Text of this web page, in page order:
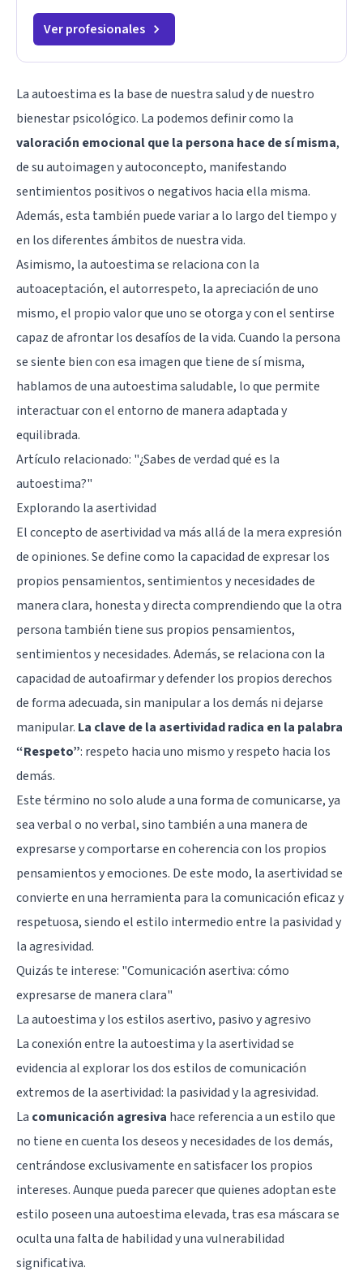
Ver profesionales
La autoestima es la base de nuestra salud y de nuestro
bienestar psicológico. La podemos definir como la
valoración emocional que la persona hace de sí misma,
de su autoimagen y autoconcepto, manifestando
sentimientos positivos o negativos hacia ella misma.
Además, esta también puede variar a lo largo del tiempo y
en los diferentes ámbitos de nuestra vida.
Asimismo, la autoestima se relaciona con la
autoaceptación, el autorrespeto, la apreciación de uno
mismo, el propio valor que uno se otorga y con el sentirse
capaz de afrontar los desafíos de la vida. Cuando la persona
se siente bien con esa imagen que tiene de sí misma,
hablamos de una autoestima saludable, lo que permite
interactuar con el entorno de manera adaptada y
equilibrada.
Artículo relacionado: "¿Sabes de verdad qué es la
autoestima?"
Explorando la asertividad
El concepto de asertividad va más allá de la mera expresión
de opiniones. Se define como la capacidad de expresar los
propios pensamientos, sentimientos y necesidades de
manera clara, honesta y directa comprendiendo que la otra
persona también tiene sus propios pensamientos,
sentimientos y necesidades. Además, se relaciona con la
capacidad de autoafirmar y defender los propios derechos
de forma adecuada, sin manipular a los demás ni dejarse
manipular. La clave de la asertividad radica en la palabra
“Respeto”: respeto hacia uno mismo y respeto hacia los
demás.
Este término no solo alude a una forma de comunicarse, ya
sea verbal o no verbal, sino también a una manera de
expresarse y comportarse en coherencia con los propios
pensamientos y emociones. De este modo, la asertividad se
convierte en una herramienta para la comunicación eficaz y
respetuosa, siendo el estilo intermedio entre la pasividad y
la agresividad.
Quizás te interese: "Comunicación asertiva: cómo
expresarse de manera clara"
La autoestima y los estilos asertivo, pasivo y agresivo
La conexión entre la autoestima y la asertividad se
evidencia al explorar los dos estilos de comunicación
extremos de la asertividad: la pasividad y la agresividad.
La comunicación agresiva hace referencia a un estilo que
no tiene en cuenta los deseos y necesidades de los demás,
centrándose exclusivamente en satisfacer los propios
intereses. Aunque pueda parecer que quienes adoptan este
estilo poseen una autoestima elevada, tras esa máscara se
oculta una falta de habilidad y una vulnerabilidad
significativa.